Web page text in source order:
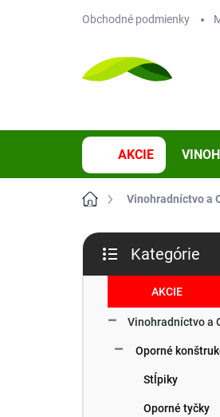
Obchodné podmienky
AKCIE
DomovVinohradníctvo a
B
č
kategórie
Kategórie
AKCIE
Vinohradníctvo a
Oporné
Stĺpiky
Oporné tyčky